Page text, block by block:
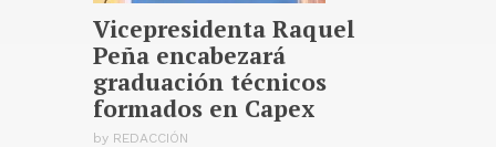
Vicepresidenta Raquel
Peña encabezará
graduación técnicos
formados en Capex
by REDACCIÓN